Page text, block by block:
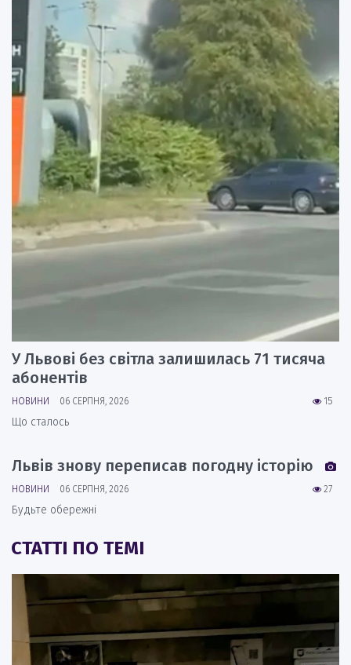
У Львові без світла залишилась 71 тисяча
абонентів
15
НОВИНИ 06 СЕРПНЯ, 2026
Що сталось
Львів знову переписав погодну історію
27
НОВИНИ 06 СЕРПНЯ, 2026
Будьте обережні
СТАТТІ ПО ТЕМІ